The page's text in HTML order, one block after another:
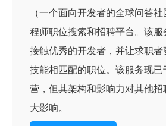
（一个面向开发者的全球问答
程师职位搜索和招聘平台。该服
接触优秀的开发者，并让求职
技能相匹配的职位。该服务现已
营，但其架构和影响力对其他
大影响。